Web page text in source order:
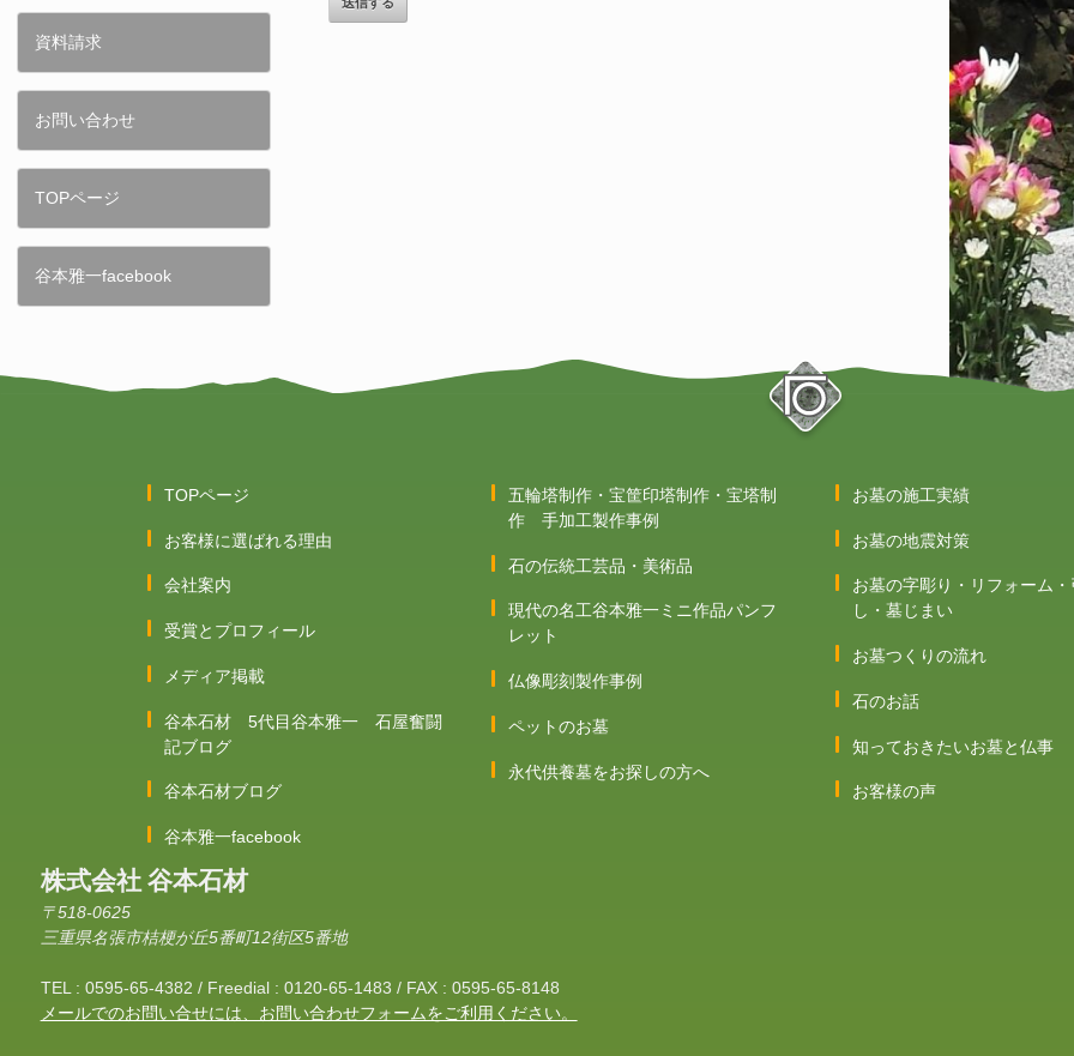
資料請求
お問い合わせ
TOPページ
谷本雅一facebook
TOPページ
お客様に選ばれる理由
会社案内
受賞とプロフィール
メディア掲載
谷本石材 5代目谷本雅一 石屋奮闘
記ブログ
谷本石材ブログ
谷本雅一facebook
五輪塔制作・宝筐印塔制作・宝塔制
作 手加工製作事例
石の伝統工芸品・美術品
現代の名工谷本雅一ミニ作品パンフ
レット
仏像彫刻製作事例
ペットのお墓
永代供養墓をお探しの方へ
お墓の施工実績
お墓の地震対策
お墓の字彫り・リフォーム
し・墓じまい
お墓つくりの流れ
石のお話
知っておきたいお墓と仏事
お客様の声
株式会社 谷本石材
〒518-0625
三重県名張市桔梗が丘5番町12街区5番地
TEL : 0595-65-4382 / Freedial : 0120-65-1483 / FAX : 0595-65-8148
メールでのお問い合せには、お問い合わせフォームをご利用ください。